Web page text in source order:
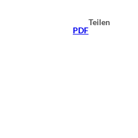
PDF
Teilen